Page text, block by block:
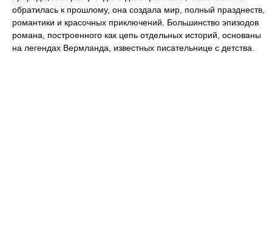
обратилась к прошлому, она создала мир, полный празднеств,
романтики и красочных приключений. Большинство эпизодов
романа, построенного как цепь отдельных историй, основаны
на легендах Вермланда, известных писательнице с детства.